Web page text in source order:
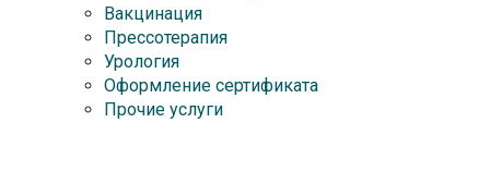
Вакцинация
Прессотерапия
Урология
Оформление сертификата
Прочие услуги